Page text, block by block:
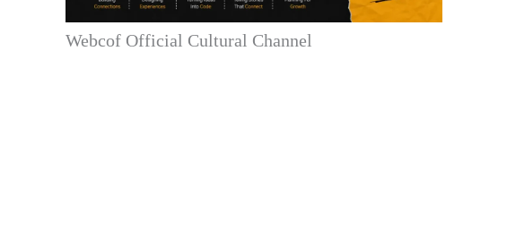
Webcof Official Cultural Channel